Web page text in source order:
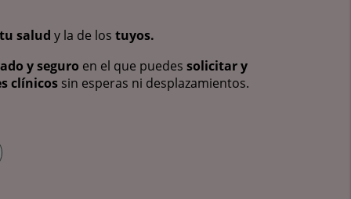
tu salud y la de los tuyos.
y seguro en el que puedes solicitar y
clínicos sin esperas ni desplazamientos.